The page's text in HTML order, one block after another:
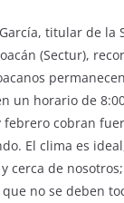
titular de la
(Sectur),
un horario de
febrero cobran
El clima es
cerca de
no se deben